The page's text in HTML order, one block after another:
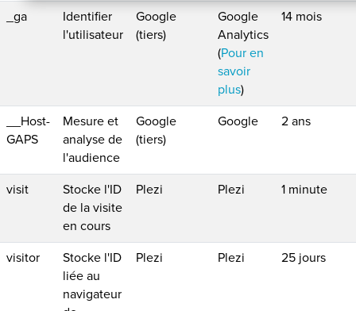
_ga
Identifier
l'utilisateur
Google
(tiers)
Google
Analytics
(Pour en
savoir
plus)
14 mois
__Host-
GAPS
Mesure et
analyse de
l'audience
Google
(tiers)
Google 2 ans
visit
Stocke l'ID
de la visite
en cours
Plezi Plezi 1 minute
visitor
Stocke l'ID
liée au
navigateur
Plezi Plezi 25 jours